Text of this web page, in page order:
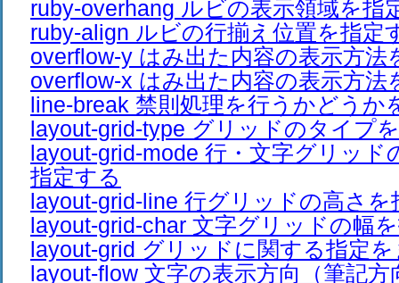
ruby-overhang ルビの表示領域を指
ruby-align ルビの行揃え位置を指定
overflow-y はみ出た内容の表示方法
overflow-x はみ出た内容の表示方法
line-break 禁則処理を行うかどうか
layout-grid-type グリッドのタイプ
layout-grid-mode 行・文字グリッド
指定する
layout-grid-line 行グリッドの高さを
layout-grid-char 文字グリッドの幅
layout-grid グリッドに関する指定
layout-flow 文字の表示方向（筆記